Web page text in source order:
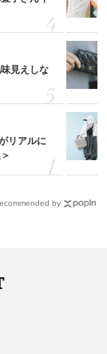
見えしな
リアルに
by